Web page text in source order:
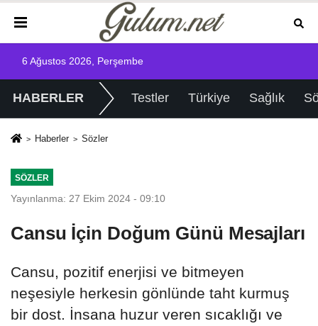
6 Ağustos 2026, Perşembe
HABERLER Testler Türkiye Sağlık
Haberler Sözler
SÖZLER
Yayınlanma: 27 Ekim 2024 - 09:10
Cansu İçin Doğum Günü Mesajları
Cansu, pozitif enerjisi ve bitmeyen
neşesiyle herkesin gönlünde taht kurmuş
bir dost. İnsana huzur veren sıcaklığı ve